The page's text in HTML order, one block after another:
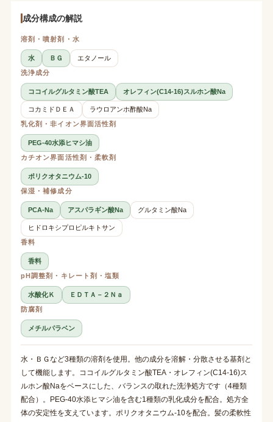
成分構成の解説
溶剤・噴射剤・水
水 ＢＧ
エタノール
洗浄成分
ココイルグルタミン酸TEA オレフィン(C14-16)スルホン酸Na
コカミドＤＥＡ
ラウロアンホ酢酸Na
乳化剤・非イオン界面活性剤
PEG-40水添ヒマシ油
カチオン界面活性剤・柔軟剤
ポリクオタニウム-10
保湿・補修成分
PCA-Na アスパラギン酸Na グルタミン酸Na
ヒドロキシプロピルキトサン
香料
香料
pH調整剤・キレート剤・塩類
水酸化Ｋ
ＥＤＴＡ－２Ｎａ
防腐剤
メチルパラベン
水・ＢＧなど3種類の溶剤を使用。他の成分を溶解・分散させる基剤と
して機能します。ココイルグルタミン酸TEA・オレフィン(C14-16)ス
ルホン酸Naをベースにした、バランスの取れた洗浄処方です（4種類
配合）。PEG-40水添ヒマシ油を含む1種類の乳化成分を配合。処方全
体の安定性を支えています。ポリクオタニウム-10を配合。髪の柔軟性